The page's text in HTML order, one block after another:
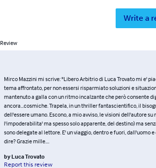
Write a
Review
Mirco Mazzini mi scrive: "Libero Arbitrio di Luca Trovato mi e'
tema affrontato, per non essersi risparmiato soluzioni e
mantenuto a galla con un ritmo incalzante che però consente
ancora...cosmiche. Trapela, in un thriller fantascientifico, il
dell'essere umano. Escono, a mio avviso, le visioni dell'autore
l'impoderabilita' ma spesso solo apparente, del destino) ma
sono delegate al lettore. E' un viaggio, dentro e fuori, dall'uomo
dire? Grazie mille....
by Luca Trovato
Report this review